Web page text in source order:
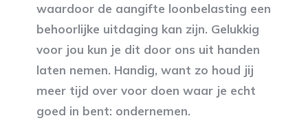
waardoor de aangifte loonbelasting een
behoorlijke uitdaging kan zijn. Gelukkig
voor jou kun je dit door ons uit handen
laten nemen. Handig, want zo houd jij
meer tijd over voor doen waar je echt
goed in bent: ondernemen.